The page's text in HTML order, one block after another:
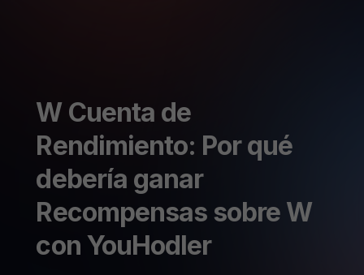
W Cuenta de
Rendimiento: Por qué
debería ganar
Recompensas sobre W
con YouHodler